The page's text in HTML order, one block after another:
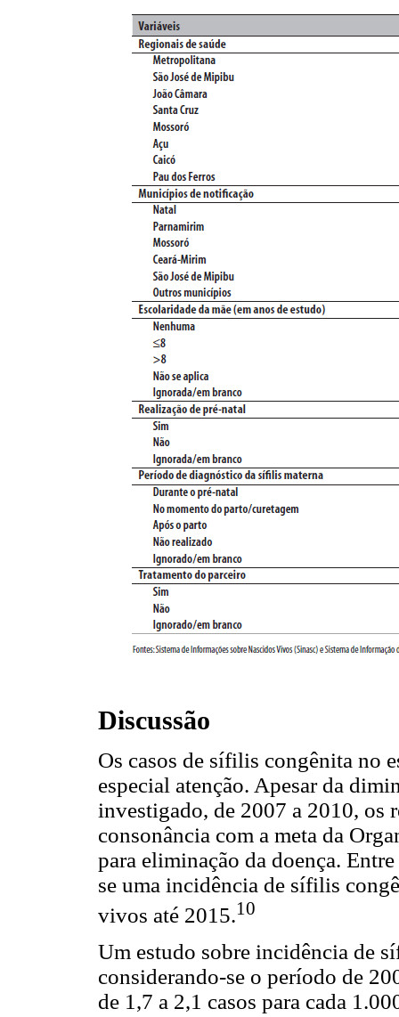
Discussão
Os casos de sífilis congênita no
especial atenção. Apesar da
investigado, de 2007 a 2010, os
consonância com a meta da
para eliminação da doença.
se uma incidência de sífilis
vivos até 2015.10
Um estudo sobre incidência de
considerando-se o período de
de 1,7 a 2,1 casos para cada